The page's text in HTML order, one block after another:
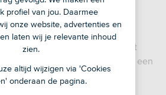
beleggingsfondsen.
van bedrijven doen we
wordt gedaan door ASN Impact
van ASN Bank. Tijdens een
bepaald welke bedrijven
of afgevoerd uit de lijst met
profiel van jou. Daarmee
onze website, advertenties en
laten wij je relevante inhoud
zien.
altijd wijzigen via 'Cookies
onderaan de pagina.